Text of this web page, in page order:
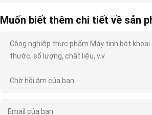
Muốn biết thêm chi tiết về sản
Công nghiệp thực phẩm Máy tinh bột
thước, số lượng, chất liệu, v.v.
Chờ hồi âm của bạn.